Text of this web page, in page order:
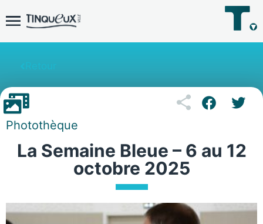
Photothèque
La Semaine Bleue – 6 au 12
octobre 2025